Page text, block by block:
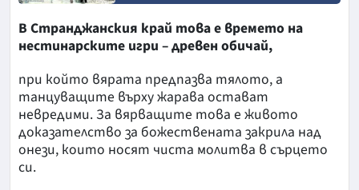
В Странджанския край това е времето на
нестинарските игри – древен обичай,
при който вярата предпазва тялото, а
танцуващите върху жарава остават
невредими. За вярващите това е живото
доказателство за божествената закрила над
онези, които носят чиста молитва в сърцето
си.